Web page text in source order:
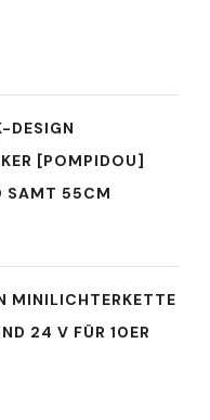
DESIGN
[POMPIDOU]
SAMT 55CM
MINILICHTERKETTE
24 V FÜR 10ER